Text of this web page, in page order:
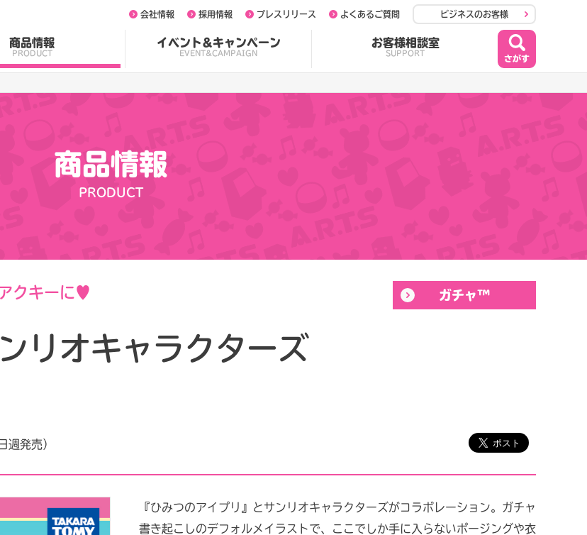
商品情報
PRODUCT
イベント&キャンペーン
EVENT&CAMPAIGN
お客様相談室
SUPPORT
会社情報 採用情報 プレスリリース よくあるご質問 ビジネスのお客様
商品情報
PRODUCT
ガチャ™
クキーに♥
リオキャラクターズ
発売）
『ひみつのアイプリ』とサンリオキャラクターズがコラボレーション。ガチャ
書き起こしのデフォルメイラストで、ここでしか手に入らないポージングや衣